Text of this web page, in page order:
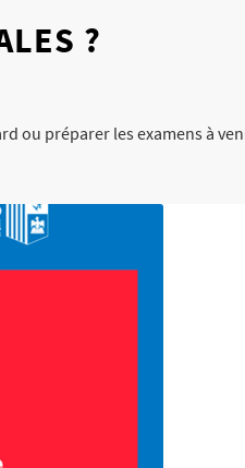
?
ou préparer les examens à